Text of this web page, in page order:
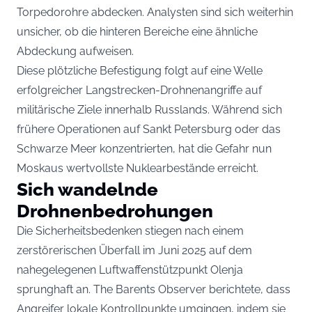
Torpedorohre abdecken. Analysten sind sich weiterhin
unsicher, ob die hinteren Bereiche eine ähnliche
Abdeckung aufweisen.
Diese plötzliche Befestigung folgt auf eine Welle
erfolgreicher Langstrecken-Drohnenangriffe auf
militärische Ziele innerhalb Russlands. Während sich
frühere Operationen auf Sankt Petersburg oder das
Schwarze Meer konzentrierten, hat die Gefahr nun
Moskaus wertvollste Nuklearbestände erreicht.
Sich wandelnde
Drohnenbedrohungen
Die Sicherheitsbedenken stiegen nach einem
zerstörerischen Überfall im Juni 2025 auf dem
nahegelegenen Luftwaffenstützpunkt Olenja
sprunghaft an. The Barents Observer berichtete, dass
Angreifer lokale Kontrollpunkte umgingen, indem sie